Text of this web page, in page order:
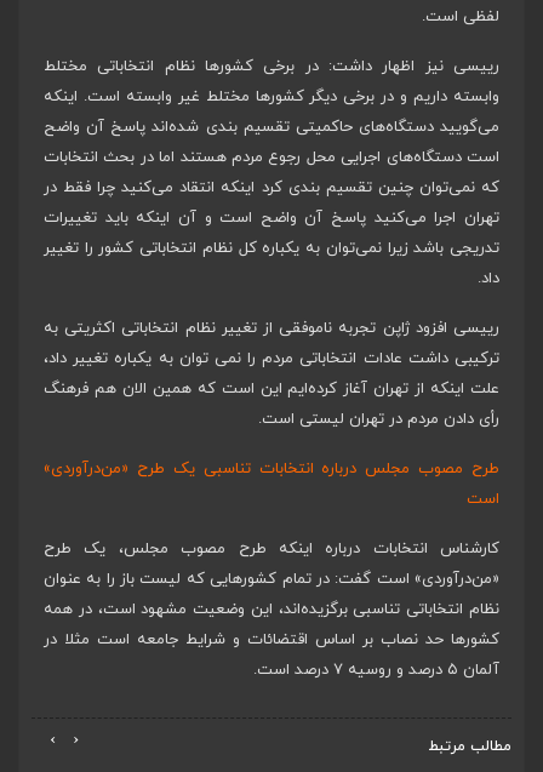
لفظی است.
رییسی نیز اظهار داشت: در برخی کشورها نظام انتخاباتی مختلط
وابسته داریم و در برخی دیگر کشورها مختلط غیر وابسته است. اینکه
می‌گویید دستگاه‌های حاکمیتی تقسیم بندی شده‌اند پاسخ آن واضح
است دستگاه‌های اجرایی محل رجوع مردم هستند اما در بحث انتخابات
که نمی‌توان چنین تقسیم بندی کرد اینکه انتقاد می‌کنید چرا فقط در
تهران اجرا می‌کنید پاسخ آن واضح است و آن اینکه باید تغییرات
تدریجی باشد زیرا نمی‌توان به یکباره کل نظام انتخاباتی کشور را تغییر
داد.
رییسی افزود ژاپن تجربه ناموفقی از تغییر نظام انتخاباتی اکثریتی به
ترکیبی داشت عادات انتخاباتی مردم را نمی توان به یکباره تغییر داد،
علت اینکه از تهران آغاز کرده‌ایم این است که همین الان هم فرهنگ
رأی دادن مردم در تهران لیستی است.
طرح مصوب مجلس درباره انتخابات تناسبی یک طرح «من‌درآوردی»
است
کارشناس انتخابات درباره اینکه طرح مصوب مجلس، یک طرح
«من‌درآوردی» است گفت: در تمام کشورهایی که لیست باز را به عنوان
نظام انتخاباتی تناسبی برگزیده‌اند، این وضعیت مشهود است، در همه
کشورها حد نصاب بر اساس اقتضائات و شرایط جامعه است مثلا در
آلمان ۵ درصد و روسیه ۷ درصد است.
مطالب مرتبط ‹
›